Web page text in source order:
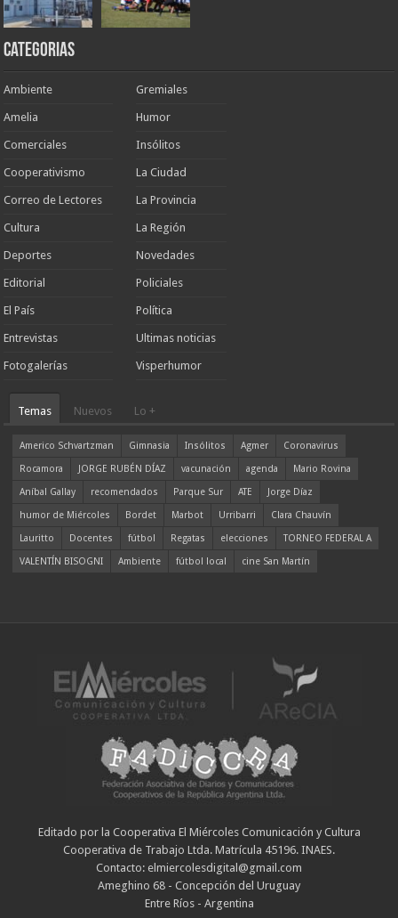
Categorias
Ambiente
Amelia
Comerciales
Cooperativismo
Correo de Lectores
Cultura
Deportes
Editorial
El País
Entrevistas
Fotogalerías
Gremiales
Humor
Insólitos
La Ciudad
La Provincia
La Región
Novedades
Policiales
Política
Ultimas noticias
Visperhumor
Temas Nuevos Lo +
Americo Schvartzman Gimnasia Insólitos Agmer
Coronavirus
Rocamora
JORGE RUBÉN DÍAZ vacunación agenda
Mario Rovina
Aníbal Gallay
recomendados Parque Sur ATE
Jorge Díaz
humor de Miércoles
Bordet Marbot Urribarri
Clara Chauvín
Lauritto
Docentes fútbol Regatas elecciones
TORNEO FEDERAL A
VALENTÍN BISOGNI
Ambiente fútbol local cine San Martín
Editado por la Cooperativa El Miércoles Comunicación y Cultura
Cooperativa de Trabajo Ltda. Matrícula 45196. INAES.
Contacto: elmiercolesdigital@gmail.com
Ameghino 68 - Concepción del Uruguay
Entre Ríos - Argentina